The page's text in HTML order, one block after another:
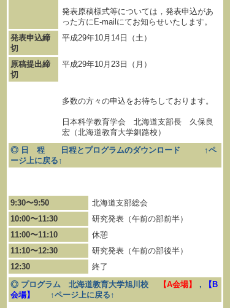
発表原稿様式等については，発表申込があ
った方にE-mailにてお知らせいたします。
発表申込締
切
平成29年10月14日（土）
原稿提出締
切
平成29年10月23日（月）
多数の方々の申込をお待ちしております。
日本科学教育学会 北海道支部長 久保良
宏（北海道教育大学釧路校）
◎ 日 程
日程とプログラムのダウンロード
↑ペ
ージ上に戻る↑
9:30〜9:50
北海道支部総会
10:00〜11:30
研究発表（午前の部前半）
11:00〜11:10
休憩
11:10〜12:30
研究発表（午前の部後半）
12:30
終了
◎ プログラム 北海道教育大学旭川校
【A会場】 ，
【B
会場】
↑ページ上に戻る↑